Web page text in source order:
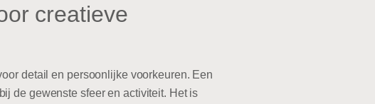
creatieve
detail en persoonlijke voorkeuren. Een
de gewenste sfeer en activiteit. Het is